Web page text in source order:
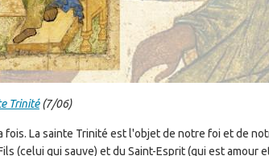
Trinité(7/06)
La sainte Trinité est l'objet de notre foi et de
(celui qui sauve) et du Saint-Esprit (qui est amour